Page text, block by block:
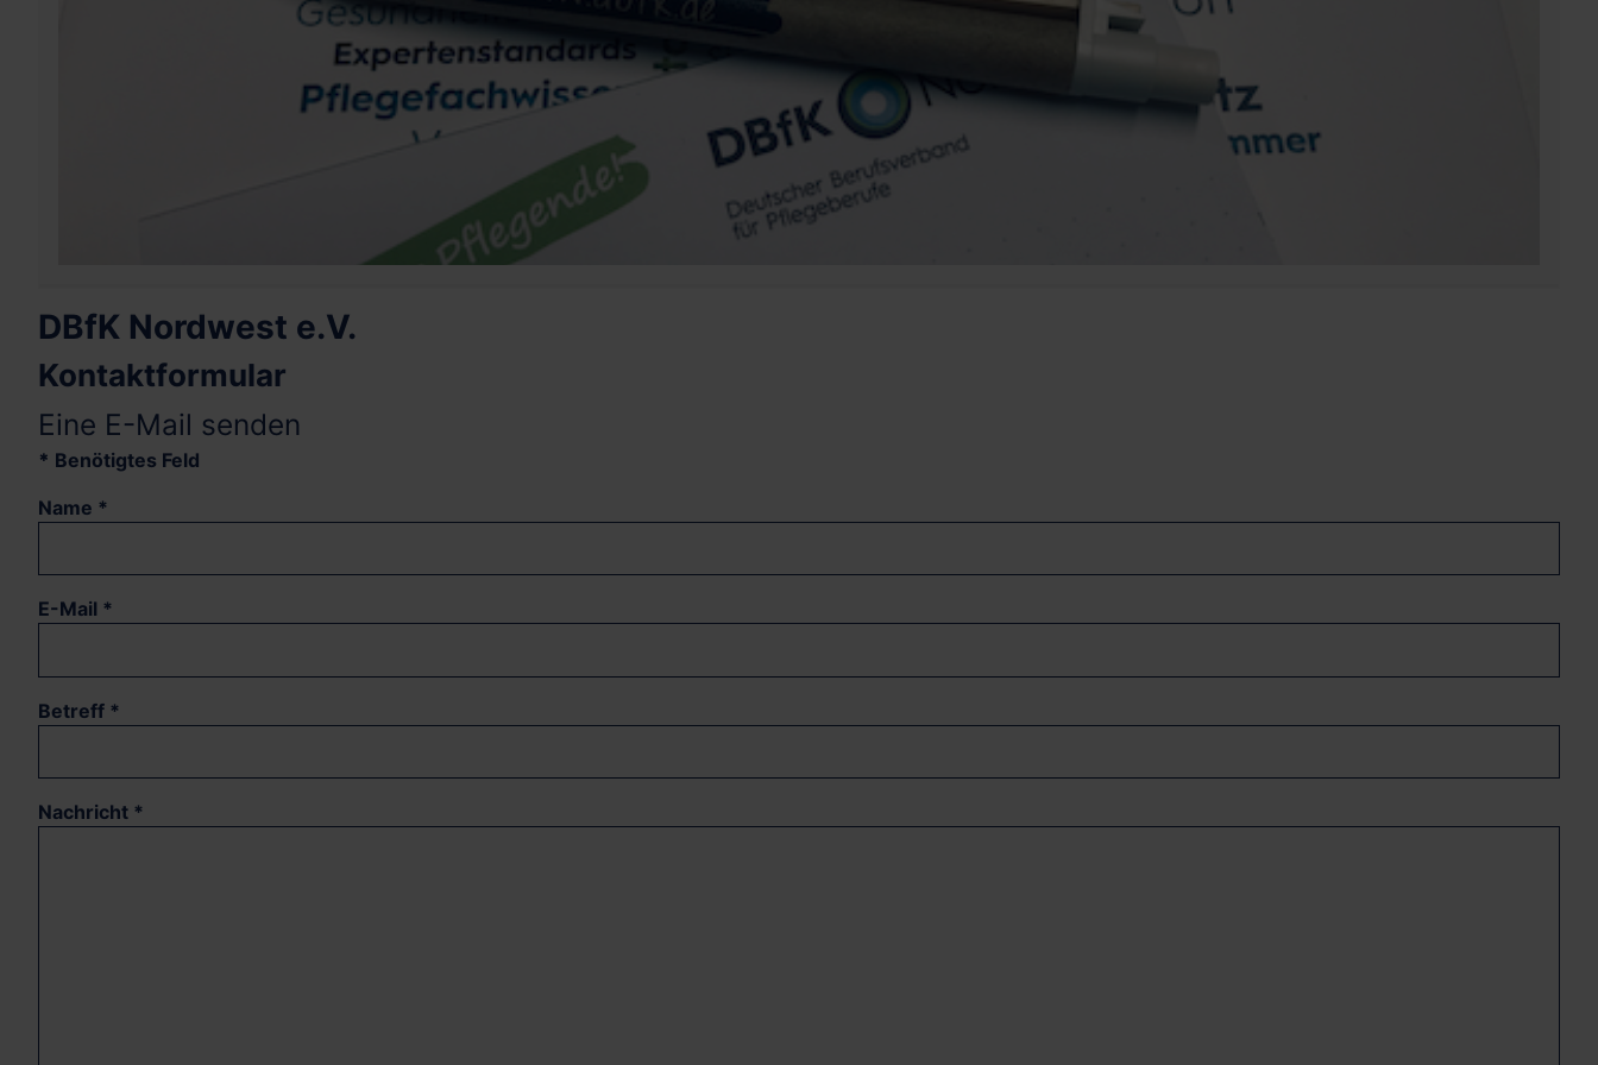
DBfK Nordwest e.V.
Kontaktformular
Eine E-Mail senden
* Benötigtes Feld
Name *
E-Mail *
Betreff *
Nachricht *